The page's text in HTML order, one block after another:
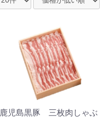
鹿児島黒豚 三枚肉しゃぶ